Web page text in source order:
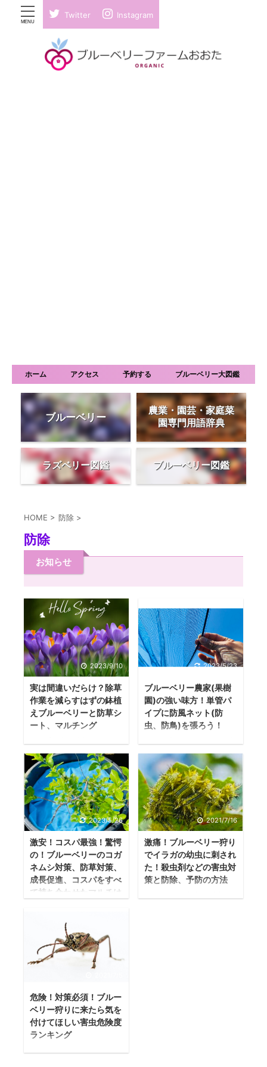
Twitter Instagram
ホーム アクセス 予約する ブルーベリー大図鑑
ブルーベリー
農業・園芸・家庭菜
園専門用語辞典
ラズベリー図鑑 ブルーベリー図鑑
HOME > 防除 >
防除
お知らせ
2023/9/10
実は間違いだらけ？除草
作業を減らすはずの鉢植
えブルーベリーと防草シ
ート、マルチング
この記事を読んでほ
しい人 このブログで
は、ブルーベリー栽
培を始めて4年目にな
るプロが、ブルーベ
リー栽培の除草作業
についてまとめてい
る記事です。 これか
らブルーベリーで起
業を考えている人に
向けて発信していま
す。 ブルーベリーの
ーも開催されるほど
栽培技術が発展して
きて、書籍や新聞、
メディアに取り上げ
界になりました。 し
かし、その分見栄え
や良い印象、見てく
れだけを公開して、
実際の中身やきれい
2023/5/23
ブルーベリー農家(果樹
園)の強い味方！単管パ
イプに防風ネット(防
虫、防鳥)を張ろう！
2022年1月26日、ブ
ルーベリーファーム
おおたでは単管パイ
プの仮設に網を張る
作業をしました！ 人
生で初めて農園に単
管パイプの仮設へ網
を張るためにいろい
ろと検証したので、
ここで貴重な情報の
共有をしたいと思い
ます！ 【網目の細
2023/5/26
激安！コスパ最強！驚愕
の！ブルーベリーのコガ
ネムシ対策、防草対策、
成長促進、コスパをすべ
て持ち合わせたマルチは
ブルーベリーのマル
チの考察～採用まで
の流れ こんにちは！
群馬県太田市でブル
おたを運営している
もってーです。 現
在、農園の網や単管
パイプの設備を取り
外し、水が溜まって
2021/7/16
激痛！ブルーベリー狩り
でイラガの幼虫に刺され
た！殺虫剤などの害虫対
策と防除、予防の方法
イラガの幼虫に刺さ
危険！対策必須！ブルー
ベリー狩りに来たら気を
付けてほしい害虫危険度
ランキング
ブルーベリー狩りの